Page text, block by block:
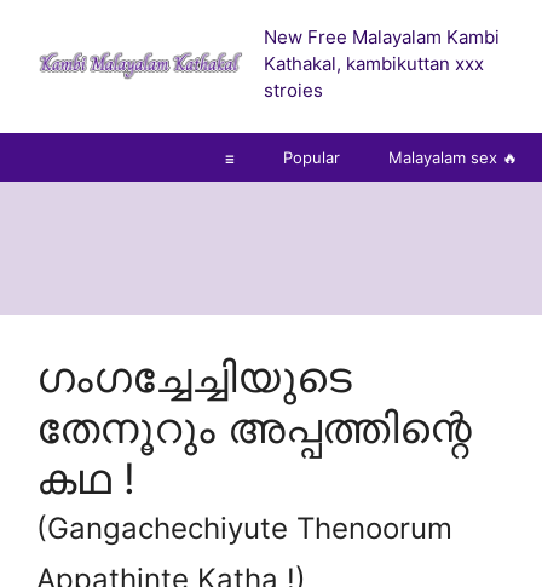
content
New Free Malayalam Kambi
Kathakal, kambikuttan xxx
stroies
☰ Popular Malayalam sex 🔥
ഗംഗച്ചേച്ചിയുടെ
തേനൂറും അപ്പത്തിന്റെ
കഥ !
(Gangachechiyute Thenoorum
Appathinte Katha !)